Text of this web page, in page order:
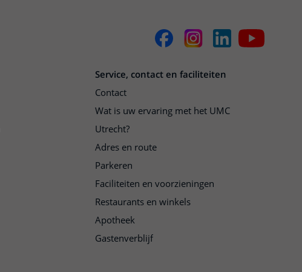
Service, contact en faciliteiten
Contact
Wat is uw ervaring met het UMC
Utrecht?
Adres en route
Parkeren
Faciliteiten en voorzieningen
Restaurants en winkels
Apotheek
Gastenverblijf